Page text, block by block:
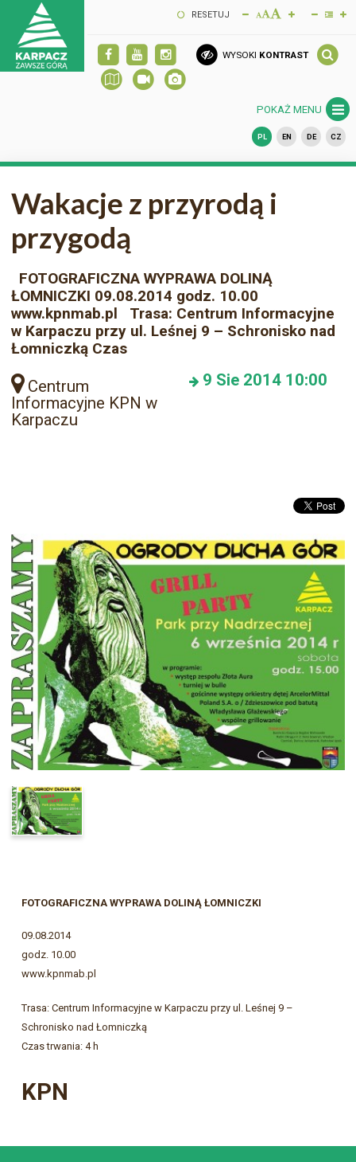
RESETUJ
WYSOKI KONTRAST
POKAŻ MENU
PL EN DE CZ
Wakacje z przyrodą i
przygodą
FOTOGRAFICZNA WYPRAWA DOLINĄ
ŁOMNICZKI 09.08.2014 godz. 10.00
www.kpnmab.pl Trasa: Centrum Informacyjne
w Karpaczu przy ul. Leśnej 9 – Schronisko nad
Łomniczką Czas
Centrum
Informacyjne KPN w
Karpaczu
9 Sie 201410:00
FOTOGRAFICZNA WYPRAWA DOLINĄŁOMNICZKI
09.08.2014
godz. 10.00
www.kpnmab.pl
Trasa: Centrum Informacyjne w Karpaczu przy ul. Leśnej 9 –
Schronisko nad Łomniczką
Czas trwania: 4 h
KPN